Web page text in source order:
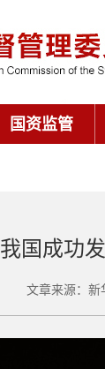
国资监管
我国成功
文章来源：